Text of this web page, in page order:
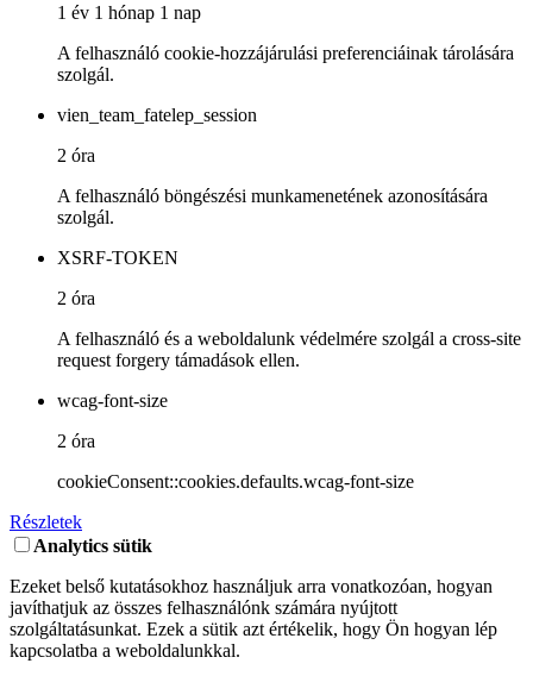
1 év 1 hónap 1 nap
A felhasználó cookie-hozzájárulási preferenciáinak tárolására
szolgál.
vien_team_fatelep_session
2 óra
A felhasználó böngészési munkamenetének azonosítására
szolgál.
XSRF-TOKEN
2 óra
A felhasználó és a weboldalunk védelmére szolgál a cross-site
request forgery támadások ellen.
wcag-font-size
2 óra
cookieConsent::cookies.defaults.wcag-font-size
Részletek
Analytics sütik
Ezeket belső kutatásokhoz használjuk arra vonatkozóan, hogyan
javíthatjuk az összes felhasználónk számára nyújtott
szolgáltatásunkat. Ezek a sütik azt értékelik, hogy Ön hogyan lép
kapcsolatba a weboldalunkkal.